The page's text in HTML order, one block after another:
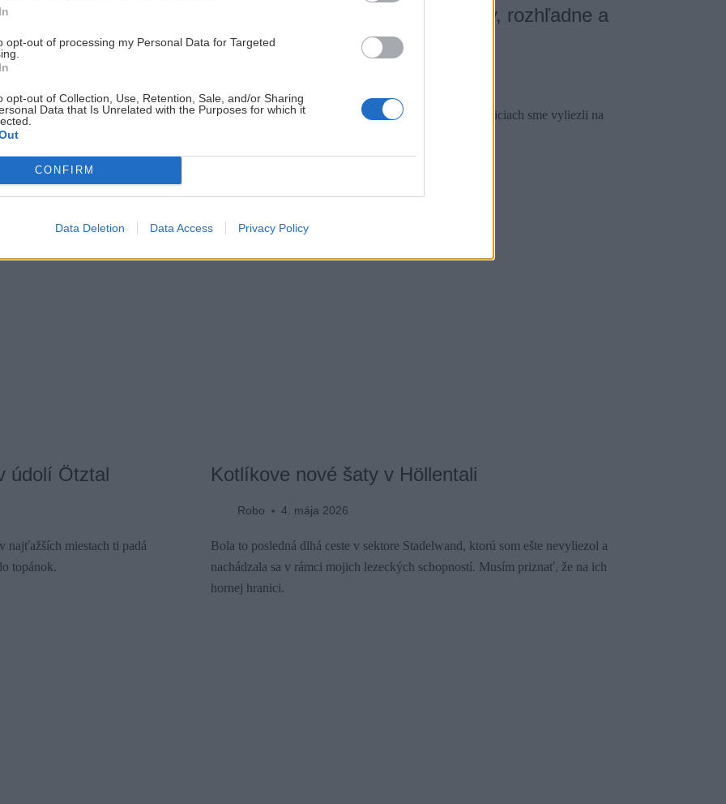
opt-out of processing my Personal Data for Targeted
opt-out of Collection, Use, Retention, Sale, and/or Sharing
Data that Is Unrelated with the Purposes for which it
CONFIRM
Data Deletion Data Access Privacy Policy
francúzskych 6a (6+
Moravské Modré Hory: cyklotrasy, rozhľadne a
sklípky
Na cyklovýlete cez vinárske dediny pri Velkých Pavloviciach sme vyliezli na
údolí Ötztal
najťažších miestach ti padá
topánok.
Kotlíkove nové šaty v Höllentali
Robo 4. mája 2026
Bola to posledná dlhá ceste v sektore Stadelwand, ktorú som ešte nevyliezol a
nachádzala sa v rámci mojich lezeckých schopností. Musím priznať, že na ich
hornej hranici.